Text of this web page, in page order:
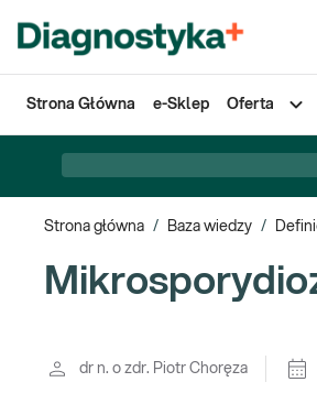
Strona Główna e-Sklep Oferta
Strona główna / Baza wiedzy /
dr n. o zdr. Piotr Choręza